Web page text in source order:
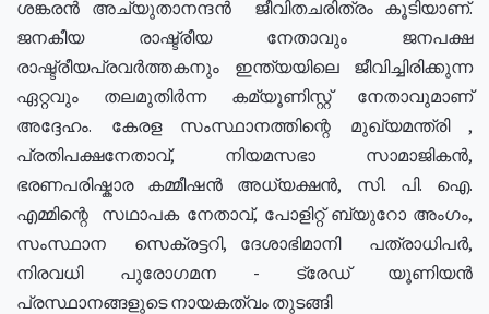
ശങ്കരൻ അച്യുതാനന്ദൻ ജീവിതചരിത്രം കൂടിയാണ്.
ജനകീയ രാഷ്ട്രീയ നേതാവും ജനപക്ഷ
രാഷ്ട്രീയപ്രവർത്തകനും ഇന്ത്യയിലെ ജീവിച്ചിരിക്കുന്ന
ഏറ്റവും തലമുതിർന്ന കമ്യൂണിസ്റ്റ് നേതാവുമാണ്
അദ്ദേഹം. കേരള സംസ്ഥാനത്തിന്റെ മുഖ്യമന്ത്രി ,
പ്രതിപക്ഷനേതാവ്, നിയമസഭാ സാമാജികൻ,
ഭരണപരിഷ്കാര കമ്മീഷൻ അധ്യക്ഷൻ, സി. പി. ഐ.
എമ്മിന്റെ സഥാപക നേതാവ്, പോളിറ്റ് ബ്യുറോ അംഗം,
സംസ്ഥാന സെക്രട്ടറി, ദേശാഭിമാനി പത്രാധിപർ,
നിരവധി പുരോഗമന - ട്രേഡ് യൂണിയൻ
പ്രസ്ഥാനങ്ങളുടെ നായകത്വം തുടങ്ങി